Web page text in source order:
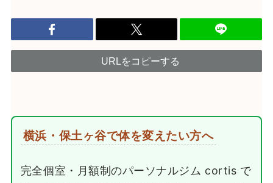
URLをコピーする
横浜・保土ヶ谷で体を変えたい方へ
完全個室・月額制のパーソナルジム cortis で